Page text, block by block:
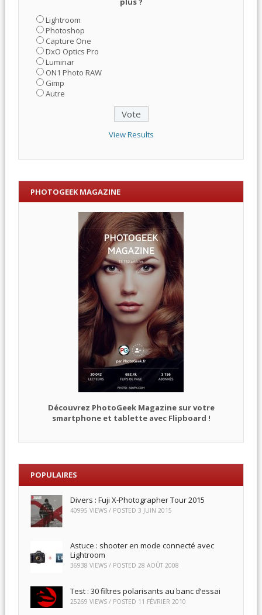
Lightroom
Photoshop
Capture One
DxO Optics Pro
Luminar
ON1 Photo RAW
Gimp
Autre
View Results
PHOTOGEEK MAGAZINE
Découvrez PhotoGeek Magazine sur votre
smartphone et tablette avec Flipboard !
POPULAIRES
Divers : Fuji X-Photographer Tour 2015
40995 VIEWS / POSTED 3 JUIN 2015
Astuce : shooter en mode connecté avec
Lightroom
36938 VIEWS / POSTED 28 AOÛT 2008
Test : 30 filtres polarisants au banc d’essai
25269 VIEWS / POSTED 11 FÉVRIER 2010